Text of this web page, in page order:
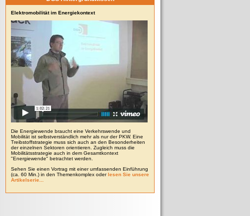
Elektromobilität im Energiekontext
Die Energiewende braucht eine Verkehrswende und
Mobilität ist selbstverständlich mehr als nur der PKW. Eine
Treibstoffstrategie muss sich auch an den Besonderheiten
der einzelnen Sektoren orientieren. Zugleich muss die
Mobilitätsstrategie auch in dem Gesamtkontext
"Energiewende" betrachtet werden.
Sehen Sie einen Vortrag mit einer umfassenden Einführung
(ca. 60 Min.) in den Themenkomplex oderlesen Sie unsere
Artikelserie...